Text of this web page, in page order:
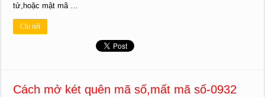
tử,hoặc mật mã …
Chi tiết
Cách mở két quên mã số,mất mã số-0932